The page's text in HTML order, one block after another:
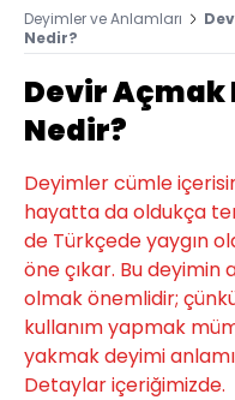
Deyimler ve Anlamları
Nedir?
Devir Açmak
Nedir?
Deyimler cümle
hayatta da oldukça
de Türkçede yaygın
öne çıkar. Bu deyimin
olmak önemlidir;
kullanım yapmak
yakmak deyimi
Detaylar içeriğimizde.